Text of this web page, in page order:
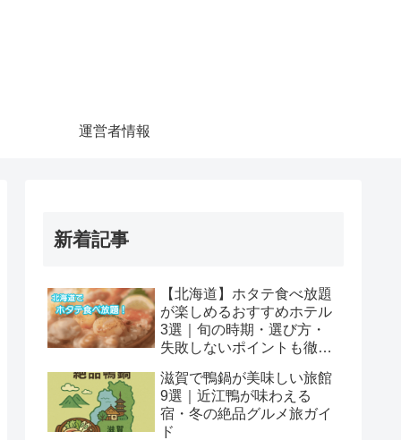
運営者情報
新着記事
【北海道】ホタテ食べ放題
が楽しめるおすすめホテル
3選｜旬の時期・選び方・
失敗しないポイントも徹底
滋賀で鴨鍋が美味しい旅館
9選｜近江鴨が味わえる
宿・冬の絶品グルメ旅ガイ
ド